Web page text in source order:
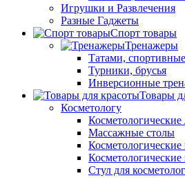
Игрушки и Развлечения
Разные Гаджеты
Спорт товары
Тренажеры
Татами,
Турники, брусья
Инверсионные
Товары
Косметологу
Массажные столы
Стул для